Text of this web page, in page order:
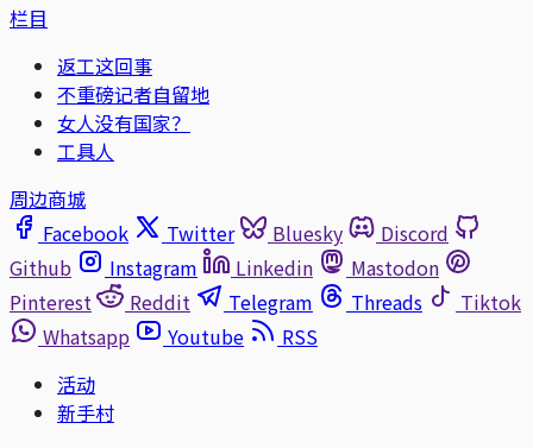
栏目
返工这回事
不重磅记者自留地
女人没有国家？
工具人
周边商城
Facebook
Twitter Bluesky
Discord
Github
Instagram Linkedin
Mastodon
Pinterest
Reddit Telegram Threads
Tiktok
Whatsapp
Youtube
RSS
活动
新手村